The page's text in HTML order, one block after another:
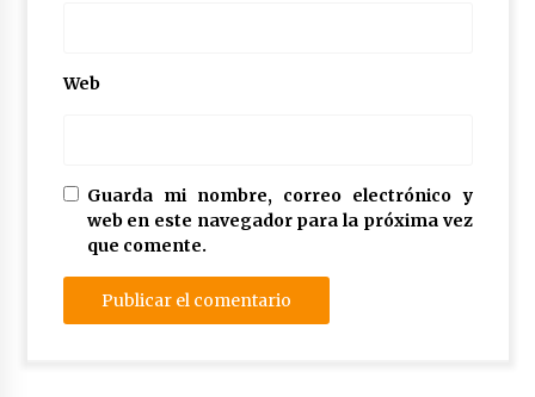
Web
Guarda mi nombre, correo electrónico y
web en este navegador para la próxima vez
que comente.